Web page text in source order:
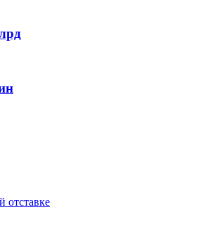
отставке